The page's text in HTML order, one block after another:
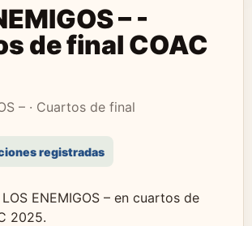
– -
de final COAC
– · Cuartos de final
registradas
ENEMIGOS – en cuartos de
2025.